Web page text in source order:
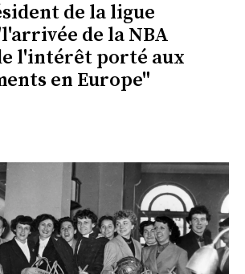
de la ligue
de la NBA
l'intérêt porté aux
en Europe"